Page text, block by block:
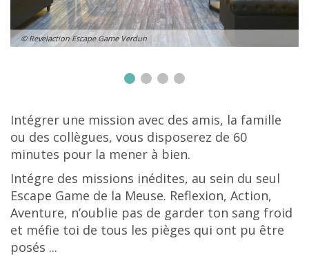
© Revelaction Escape Game Verdun
Intégrer une mission avec des amis, la famille
ou des collègues, vous disposerez de 60
minutes pour la mener à bien.
Intégre des missions inédites, au sein du seul
Escape Game de la Meuse. Reflexion, Action,
Aventure, n’oublie pas de garder ton sang froid
et méfie toi de tous les pièges qui ont pu être
posés ...